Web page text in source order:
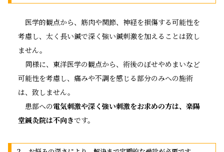
医学的観点から、筋肉や関節、神経を損傷する可能性を
考慮し、太く長い鍼で深く強い鍼刺激を加えることは致し
ません。
同様に、東洋医学の観点から、術後のぼせやめまいなど
可能性を考慮し、痛みや不調を感じる部分のみへの施術
は、致しません。
患部への電気刺激や深く強い刺激をお求めの方は、楽陽
堂鍼灸院は不向きです。